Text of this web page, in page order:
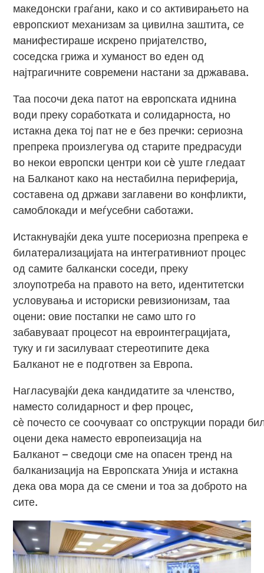
македонски граѓани, како и со активирањето на
европскиот механизам за цивилна заштита, се
манифестираше искрено пријателство,
соседска грижа и хуманост во еден од
најтрагичните современи настани за државава.
Таа посочи дека патот на европската иднина
води преку соработката и солидарноста, но
истакна дека тој пат не е без пречки: сериозна
препрека произлегува од старите предрасуди
во некои европски центри кои сè уште гледаат
на Балканот како на нестабилна периферија,
составена од држави заглавени во конфликти,
самоблокади и меѓусебни саботажи.
Истакнувајќи дека уште посериозна препрека е
билатерализацијата на интегративниот процес
од самите балкански соседи, преку
злоупотреба на правото на вето, идентитетски
условувања и историски ревизионизам, таа
оцени: овие постапки не само што го
забавуваат процесот на евроинтеграцијата,
туку и ги засилуваат стереотипите дека
Балканот не е подготвен за Европа.
Нагласувајќи дека кандидатите за членство,
наместо солидарност и фер процес,
сѐ почесто се соочуваат со опструкции поради
оцени дека наместо европеизација на
Балканот – сведоци сме на опасен тренд на
балканизација на Европската Унија и истакна
дека ова мора да се смени и тоа за доброто на
сите.